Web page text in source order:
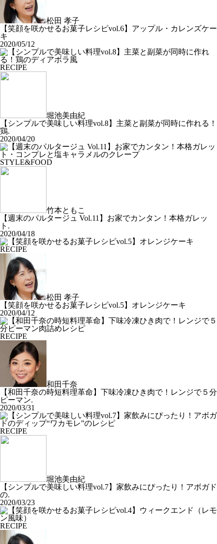
松田 孝子
【笑顔を咲かせるお菓子レシピvol.6】アップル・カレンズケー
キ
2020/05/12
RECIPE
堀池美由紀
【シンプルで美味しい料理vol.8】主菜と副菜が同時に作れる！
鶏.
2020/04/20
STYLE&FOOD
竹本ともこ
【週末のパルタージュ Vol.11】お家でカンタン！本格ガレッ
ト.
2020/04/18
RECIPE
松田 孝子
【笑顔を咲かせるお菓子レシピvol.5】オレンジケーキ
2020/04/12
RECIPE
和田千奈
【和田千奈の時短料理革命】下味冷凍ひき肉で！レンジで５分
ピーマン.
2020/03/31
RECIPE
堀池美由紀
【シンプルで美味しい料理vol.7】家飲みにぴったり！アボガド
の.
2020/03/23
RECIPE